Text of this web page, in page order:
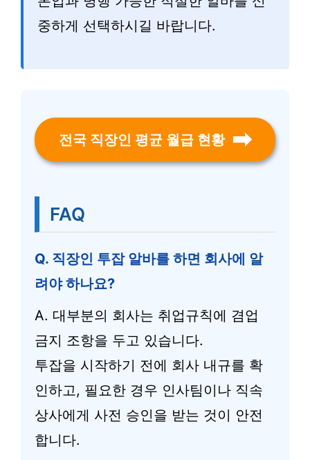
중하게 선택하시길 바랍니다.
전국 직장인 평균 월급 현황
FAQ
Q. 직장인 투잡 알바를 하면 회사에 알
려야 하나요?
A. 대부분의 회사는 취업규칙에 겸업
금지 조항을 두고 있습니다.
투잡을 시작하기 전에 회사 내규를 확
인하고, 필요한 경우 인사팀이나 직속
상사에게 사전 승인을 받는 것이 안전
합니다.